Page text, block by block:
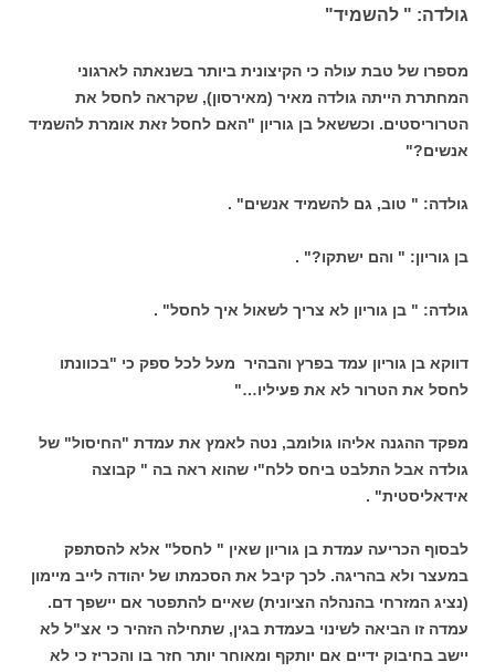
גולדה: " להשמיד"
מספרו של טבת עולה כי הקיצונית ביותר בשנאתה לארגוני
המחתרת הייתה גולדה מאיר (מאירסון), שקראה לחסל את
הטרוריסטים. וכששאל בן גוריון "האם לחסל זאת אומרת להשמיד
אנשים?"
גולדה: " טוב, גם להשמיד אנשים" .
בן גוריון: " והם ישתקו?" .
גולדה: " בן גוריון לא צריך לשאול איך לחסל" .
דווקא בן גוריון עמד בפרץ והבהיר מעל לכל ספק כי "בכוונתו
לחסל את הטרור לא את פעיליו…"
מפקד ההגנה אליהו גולומב, נטה לאמץ את עמדת "החיסול" של
גולדה אבל התלבט ביחס ללח"י שהוא ראה בה " קבוצה
אידאליסטית" .
לבסוף הכריעה עמדת בן גוריון שאין " לחסל" אלא להסתפק
במעצר ולא בהריגה. לכך קיבל את הסכמתו של יהודה לייב מיימון
(נציג המזרחי בהנהלה הציונית) שאיים להתפטר אם יישפך דם.
עמדה זו הביאה לשינוי בעמדת בגין, שתחילה הזהיר כי אצ"ל לא
יישב בחיבוק ידיים אם יותקף ומאוחר יותר חזר בו והכריז כי לא